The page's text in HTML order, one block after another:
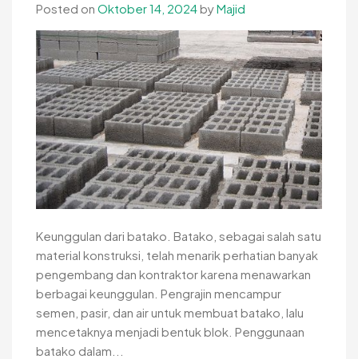
Posted on Oktober 14, 2024byMajid
Keunggulan dari batako. Batako, sebagai salah satu
material konstruksi, telah menarik perhatian banyak
pengembang dan kontraktor karena menawarkan
berbagai keunggulan. Pengrajin mencampur
semen, pasir, dan air untuk membuat batako, lalu
mencetaknya menjadi bentuk blok. Penggunaan
batako dalam...